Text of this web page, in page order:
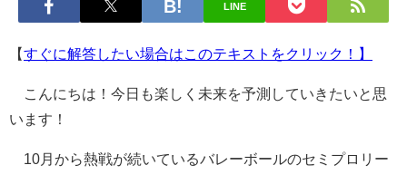
LINE
【すぐに解答したい場合はこのテキストをクリック！】
こんにちは！今日も楽しく未来を予測していきたいと思
います！
10月から熱戦が続いているバレーボールのセミプロリー